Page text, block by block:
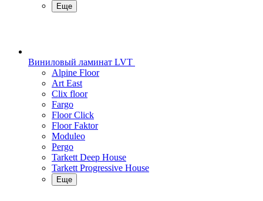
Еще
Виниловый ламинат LVT
Alpine Floor
Art East
Clix floor
Fargo
Floor Click
Floor Faktor
Moduleo
Pergo
Tarkett Deep House
Tarkett Progressive House
Еще